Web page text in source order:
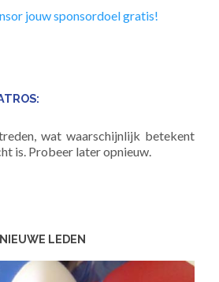
wat waarschijnlijk betekent
is. Probeer later opnieuw.
LEDEN